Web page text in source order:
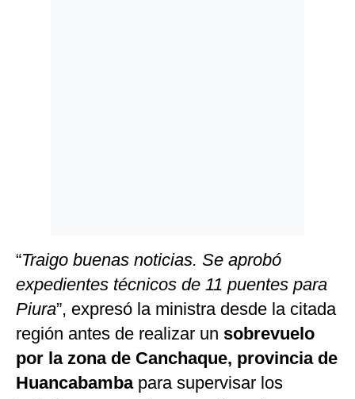
“Traigo buenas noticias. Se aprobó
expedientes técnicos de 11 puentes para
Piura”, expresó la ministra desde la citada
región antes de realizar un sobrevuelo
por la zona de Canchaque, provincia de
Huancabamba para supervisar los